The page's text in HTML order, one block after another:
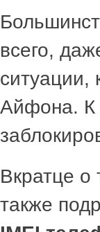
всего,
ситуации,
Айфона. К
Вкратце о
также